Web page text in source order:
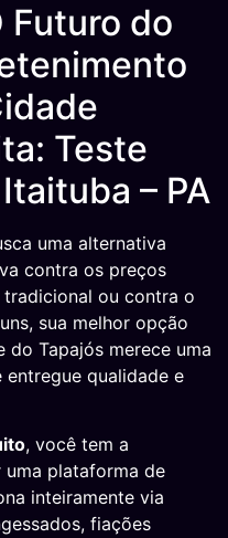
Futuro do
Teste
– PA
uma alternativa
contra os preços
ou contra o
sua melhor opção
do Tapajós merece uma
qualidade e
, você tem a
plataforma de
inteiramente via
fiações